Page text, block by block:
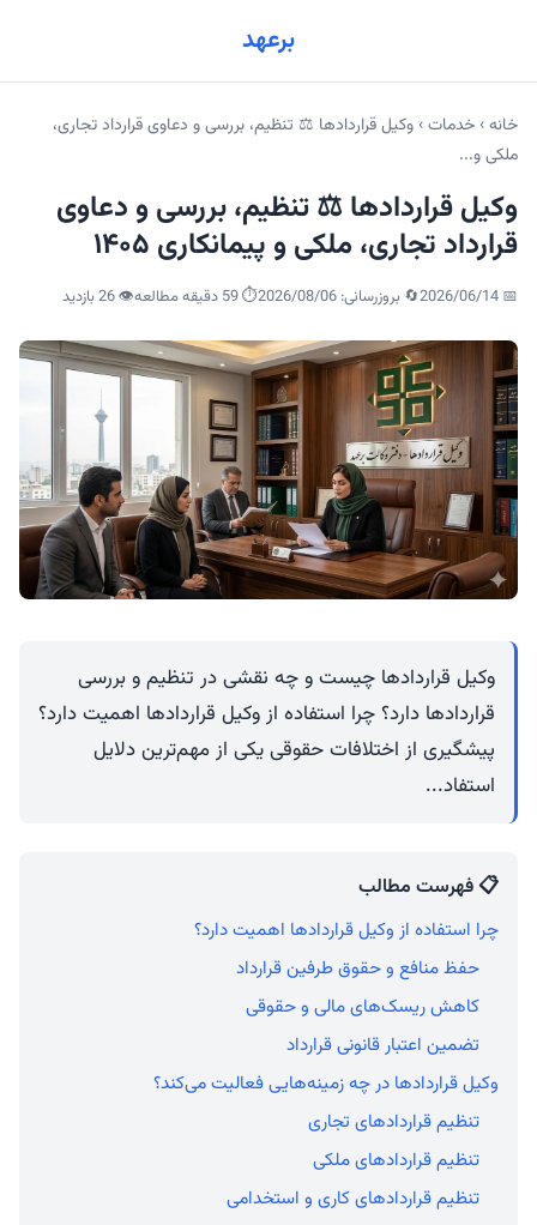
برعهد
خانه› خدمات› وکیل قراردادها ⚖️ تنظیم، بررسی و دعاوی قرارداد تجاری،
ملکی و...
وکیل قراردادها ⚖️ تنظیم، بررسی و دعاوی
قرارداد تجاری، ملکی و پیمانکاری ۱۴۰۵
📅
2026/06/14🔄 بروزرسانی: 2026/08/06⏱️ 59 دقیقه مطالعه 👁️
26 بازدید
وکیل قراردادها چیست و چه نقشی در تنظیم و بررسی
قراردادها دارد؟ چرا استفاده از وکیل قراردادها اهمیت دارد؟
پیشگیری از اختلافات حقوقی یکی از مهم‌ترین دلایل
استفاد...
📋 فهرست مطالب
چرا استفاده از وکیل قراردادها اهمیت دارد؟
حفظ منافع و حقوق طرفین قرارداد
کاهش ریسک‌های مالی و حقوقی
تضمین اعتبار قانونی قرارداد
وکیل قراردادها در چه زمینه‌هایی فعالیت می‌کند؟
تنظیم قراردادهای تجاری
تنظیم قراردادهای ملکی
تنظیم قراردادهای کاری و استخدامی